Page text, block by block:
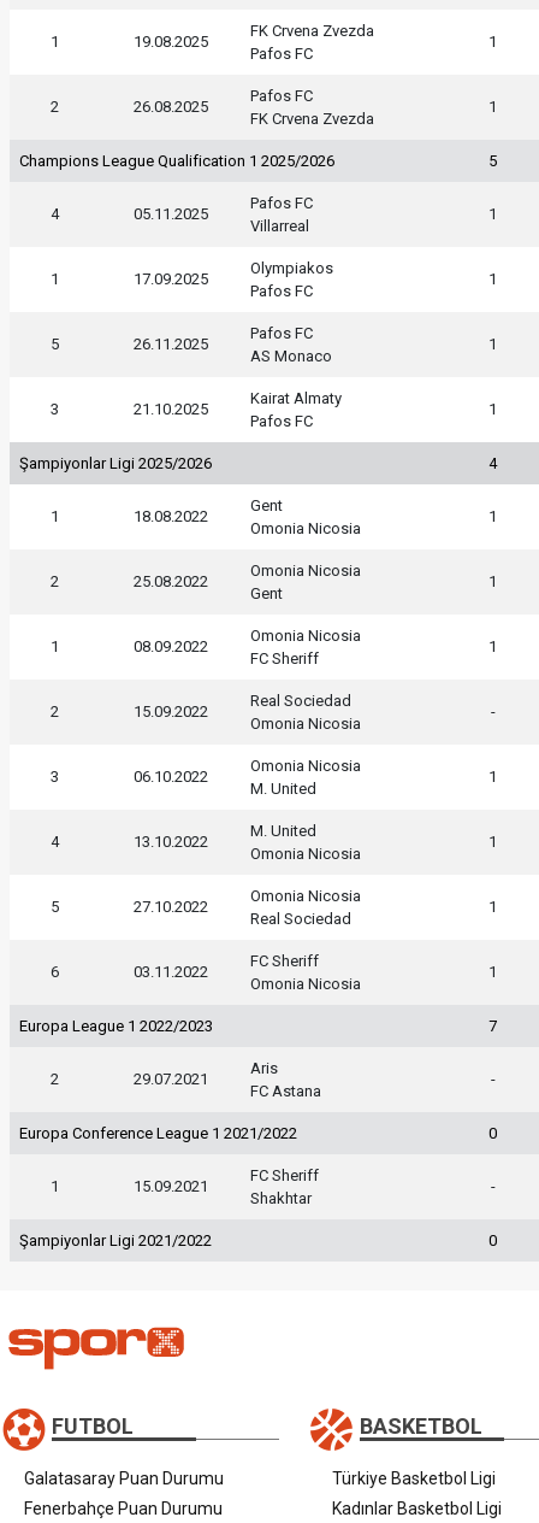
1 19.08.2025
FK Crvena Zvezda
Pafos FC
1
2 26.08.2025
Pafos FC
FK Crvena Zvezda
1
Champions League Qualification 1 2025/2026 5
4 05.11.2025
Pafos FC
Villarreal
1
1 17.09.2025
Olympiakos
Pafos FC
1
5 26.11.2025
Pafos FC
AS Monaco
1
3 21.10.2025
Kairat Almaty
Pafos FC
1
Şampiyonlar Ligi 2025/2026 4
1 18.08.2022
Gent
Omonia Nicosia
1
2 25.08.2022
Omonia Nicosia
Gent
1
1 08.09.2022
Omonia Nicosia
FC Sheriff
1
2 15.09.2022
Real Sociedad
Omonia Nicosia
-
3 06.10.2022
Omonia Nicosia
M. United
1
4 13.10.2022
M. United
Omonia Nicosia
1
5 27.10.2022
Omonia Nicosia
Real Sociedad
1
6 03.11.2022
FC Sheriff
Omonia Nicosia
1
Europa League 1 2022/2023 7
2 29.07.2021
Aris
FC Astana
-
Europa Conference League 1 2021/2022 0
1 15.09.2021
FC Sheriff
Shakhtar
-
Şampiyonlar Ligi 2021/2022 0
FUTBOL
Galatasaray Puan Durumu
Fenerbahçe Puan Durumu
BASKETBOL
Türkiye Basketbol Ligi
Kadınlar Basketbol Ligi